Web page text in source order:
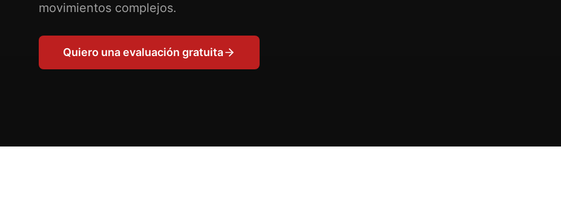
movimientos complejos.
Quiero una evaluación gratuita